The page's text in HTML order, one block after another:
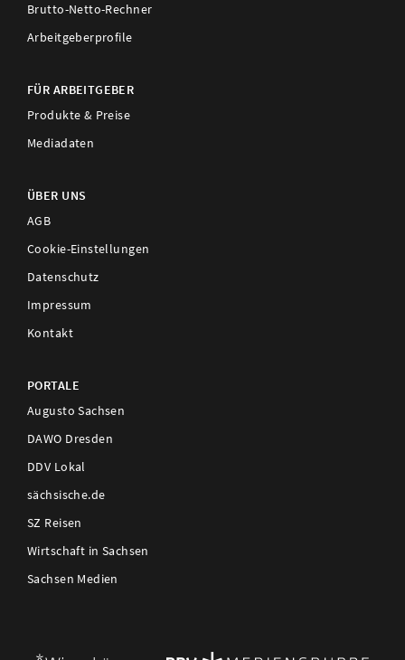
Brutto-Netto-Rechner
Arbeitgeberprofile
FÜR ARBEITGEBER
Produkte & Preise
Mediadaten
ÜBER UNS
AGB
Cookie-Einstellungen
Datenschutz
Impressum
Kontakt
PORTALE
Augusto Sachsen
DAWO Dresden
DDV Lokal
sächsische.de
SZ Reisen
Wirtschaft in Sachsen
Sachsen Medien